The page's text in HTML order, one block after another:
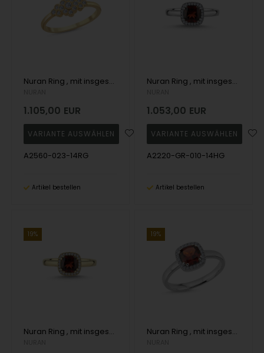
Nuran Ring , mit insgesamt 0,23 ct Wesselton SI
1.105,00 EUR
A2560-023-14RG
Artikel bestellen
Nuran Ring , mit insgesamt 0,10 ct Wesselton SI
1.053,00 EUR
A2220-GR-010-14HG
Artikel bestellen
19%
Nuran Ring , mit insgesamt 0,10 ct Wesselton SI
19%
Nuran Ring , mit insgesamt 0,12 ct Wesselton SI